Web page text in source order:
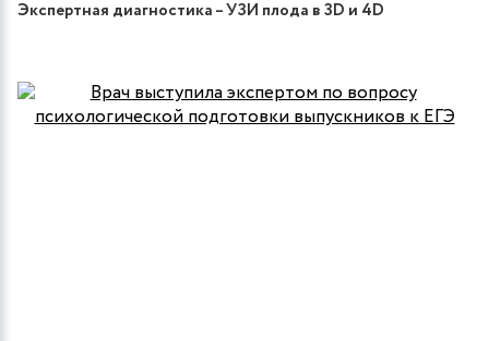
Экспертная диагностика – УЗИ плода в 3D и 4D